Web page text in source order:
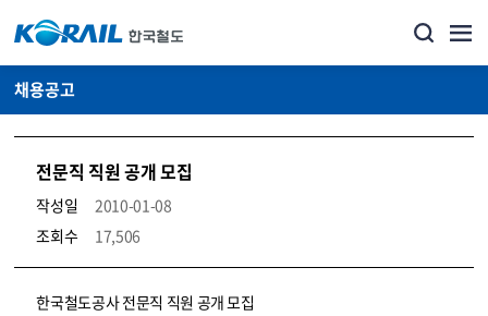
채용공고
전문직 직원 공개 모집
작성일
2010-01-08
조회수
17,506
코레일소개_경영공시_채용공고 상세보기 – 내용, 파일, 담당자 연락처로 구성
한국철도공사 전문직 직원 공개 모집